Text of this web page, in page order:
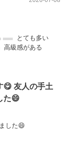
とても多い
高級感がある
😋 友人の手土
た😄
した😄